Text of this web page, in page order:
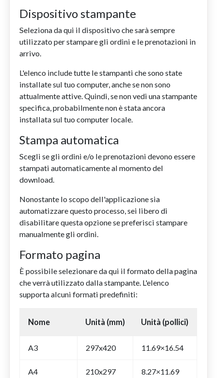
Dispositivo stampante
Seleziona da qui il dispositivo che sarà sempre
utilizzato per stampare gli ordini e le prenotazioni in
arrivo.
L'elenco include tutte le stampanti che sono state
installate sul tuo computer, anche se non sono
attualmente attive. Quindi, se non vedi una stampante
specifica, probabilmente non è stata ancora
installata sul tuo computer locale.
Stampa automatica
Scegli se gli ordini e/o le prenotazioni devono essere
stampati automaticamente al momento del
download.
Nonostante lo scopo dell'applicazione sia
automatizzare questo processo, sei libero di
disabilitare questa opzione se preferisci stampare
manualmente gli ordini.
Formato pagina
È possibile selezionare da qui il formato della pagina
che verrà utilizzato dalla stampante. L'elenco
supporta alcuni formati predefiniti:
Nome Unità (mm) Unità (pollici)
A3 297x420 11.69×16.54
A4 210x297 8.27×11.69